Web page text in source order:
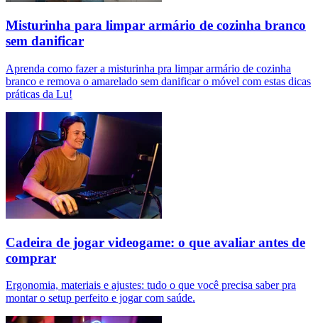
Misturinha para limpar armário de cozinha branco
sem danificar
Aprenda como fazer a misturinha pra limpar armário de cozinha
branco e remova o amarelado sem danificar o móvel com estas dicas
práticas da Lu!
Cadeira de jogar videogame: o que avaliar antes de
comprar
Ergonomia, materiais e ajustes: tudo o que você precisa saber pra
montar o setup perfeito e jogar com saúde.